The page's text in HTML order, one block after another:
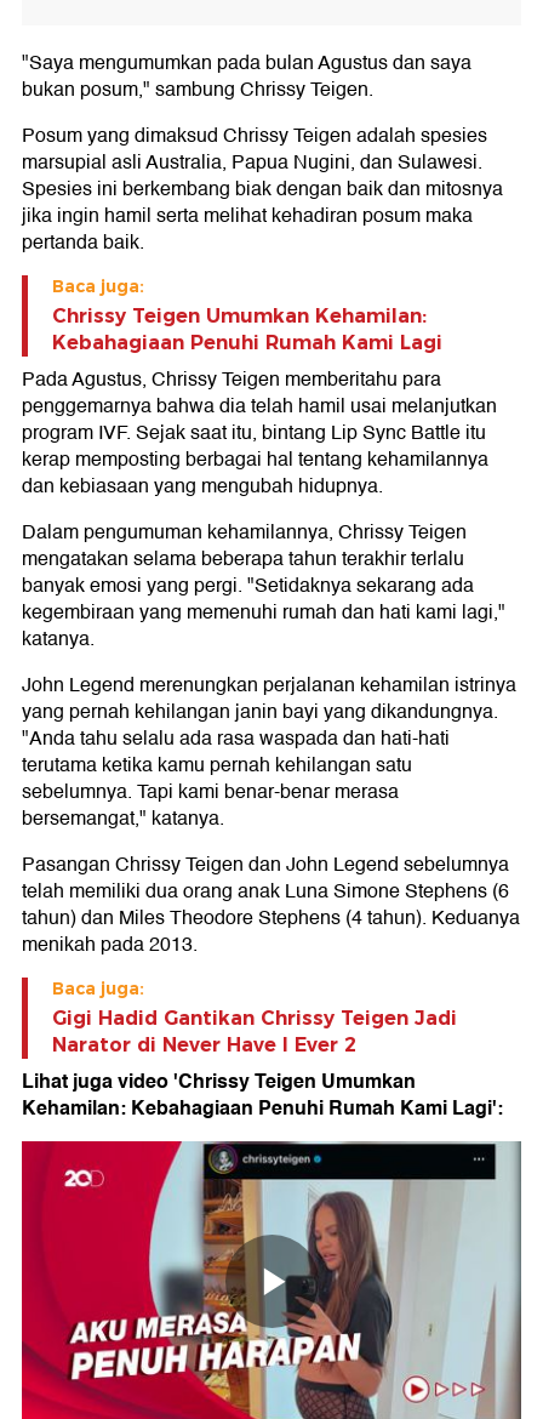
"Saya mengumumkan pada bulan Agustus dan saya
bukan posum," sambung Chrissy Teigen.
Posum yang dimaksud Chrissy Teigen adalah spesies
marsupial asli Australia, Papua Nugini, dan Sulawesi.
Spesies ini berkembang biak dengan baik dan mitosnya
jika ingin hamil serta melihat kehadiran posum maka
pertanda baik.
Baca juga:
Chrissy Teigen Umumkan Kehamilan:
Kebahagiaan Penuhi Rumah Kami Lagi
Pada Agustus, Chrissy Teigen memberitahu para
penggemarnya bahwa dia telah hamil usai melanjutkan
program IVF. Sejak saat itu, bintang Lip Sync Battle itu
kerap memposting berbagai hal tentang kehamilannya
dan kebiasaan yang mengubah hidupnya.
Dalam pengumuman kehamilannya, Chrissy Teigen
mengatakan selama beberapa tahun terakhir terlalu
banyak emosi yang pergi. "Setidaknya sekarang ada
kegembiraan yang memenuhi rumah dan hati kami lagi,"
katanya.
John Legend merenungkan perjalanan kehamilan istrinya
yang pernah kehilangan janin bayi yang dikandungnya.
"Anda tahu selalu ada rasa waspada dan hati-hati
terutama ketika kamu pernah kehilangan satu
sebelumnya. Tapi kami benar-benar merasa
bersemangat," katanya.
Pasangan Chrissy Teigen dan John Legend sebelumnya
telah memiliki dua orang anak Luna Simone Stephens (6
tahun) dan Miles Theodore Stephens (4 tahun). Keduanya
menikah pada 2013.
Baca juga:
Gigi Hadid Gantikan Chrissy Teigen Jadi
Narator di Never Have I Ever 2
Lihat juga video 'Chrissy Teigen Umumkan
Kehamilan: Kebahagiaan Penuhi Rumah Kami Lagi':